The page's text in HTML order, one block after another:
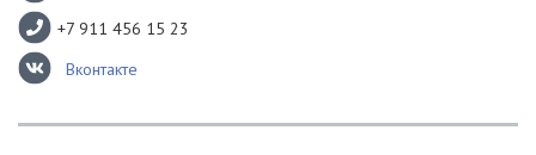
+7 911 456 15 23
Вконтакте